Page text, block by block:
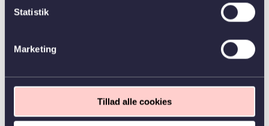
Statistik
Marketing
Tillad alle cookies